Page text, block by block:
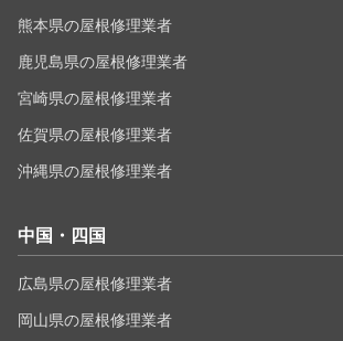
熊本県の屋根修理業者
鹿児島県の屋根修理業者
宮崎県の屋根修理業者
佐賀県の屋根修理業者
沖縄県の屋根修理業者
中国・四国
広島県の屋根修理業者
岡山県の屋根修理業者